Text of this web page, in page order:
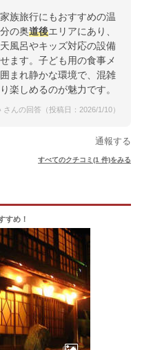
族旅行にもおすすめの温
の奥道後エリアにあり、
風呂やキッズ対応の設備
ます。子ども用の食事メ
まれ静かな環境で、混雑
楽しめるのが魅力です。
さんの回答（投稿日：2026/1/10）
通報する
すべてのクチコミ(1 件)をみる
すめ！